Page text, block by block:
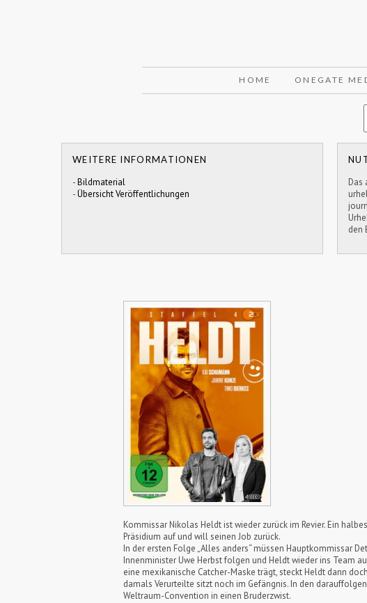
HOME ONEGATE
WEITERE INFORMATIONEN
-Bildmaterial
-Übersicht Veröffentlichungen
Das
den
Kommissar Nikolas Heldt ist wieder zurück im Revier. Ein
Präsidium auf und will seinen Job zurück.
In der ersten Folge „Alles anders“ müssen Hauptkommissar
Innenminister Uwe Herbst folgen und Heldt wieder ins Team
eine mexikanische Catcher-Maske trägt, steckt Heldt dann
damals Verurteilte sitzt noch im Gefängnis. In den
Weltraum-Convention in einen Bruderzwist.